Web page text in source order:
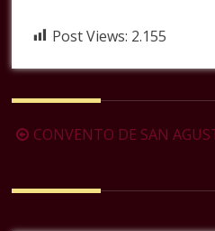
Post Views: 2.155
Navegación
la
CONVENTO DE SAN